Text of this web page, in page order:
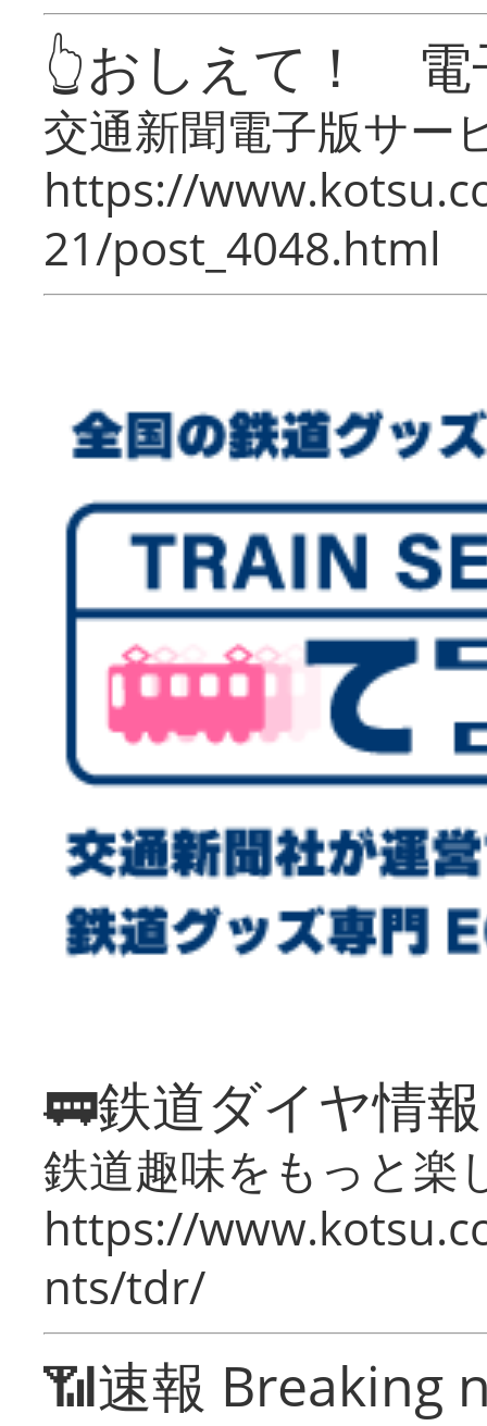
👆おしえて！ 電
交通新聞電子版サー
https://
21/post_4048.html
🚃鉄道ダイヤ情
鉄道趣味をもっと楽
https://
nts/tdr/
📶速報 Breaking